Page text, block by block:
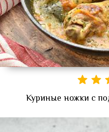
Куриные ножки с